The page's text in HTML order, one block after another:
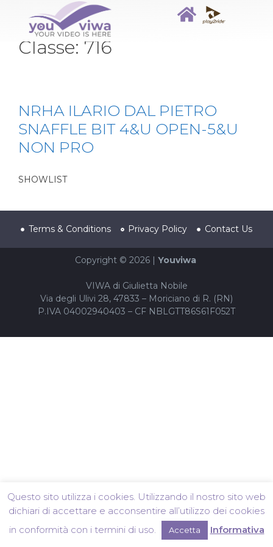
Classe: 716
NRHA ILARIO DAL PIETRO
SNAFFLE BIT 4&U OPEN-5&U
NON PRO
SHOWLIST
Terms & Conditions Privacy Policy Contact Us
Copyright © 2026 | Youviwa
VIWA di Giulietta Nobile
Via degli Ulivi 28, 47833 – Moriciano di R. (RN)
P.IVA 04002940403 – CF NBLGTT86S61F052T
Questo sito utilizza i cookies. Utilizzando il nostro sito web
dichiari di accettare e acconsentire all’utilizzo dei cookies
in conformità con i termini di uso.
Accetta Informativa